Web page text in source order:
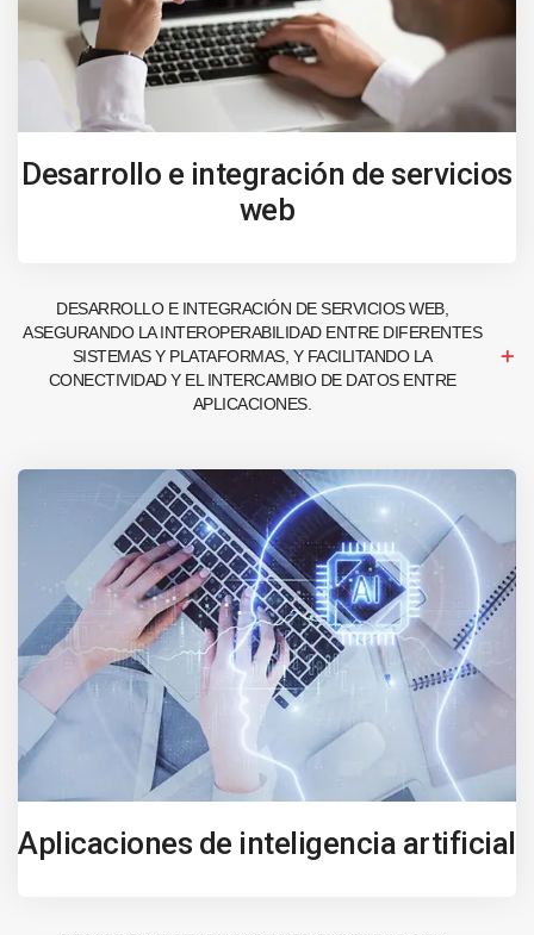
Desarrollo e integración de servicios
web
DESARROLLO E INTEGRACIÓN DE SERVICIOS WEB,
ASEGURANDO LA INTEROPERABILIDAD ENTRE DIFERENTES
SISTEMAS Y PLATAFORMAS, Y FACILITANDO LA
CONECTIVIDAD Y EL INTERCAMBIO DE DATOS ENTRE
APLICACIONES.
Aplicaciones de inteligencia artificial